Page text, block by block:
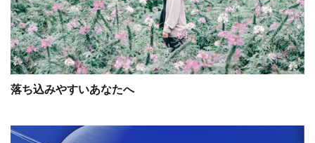
落ち込みやすいあなたへ